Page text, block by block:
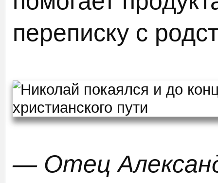
переписку с
— Отец